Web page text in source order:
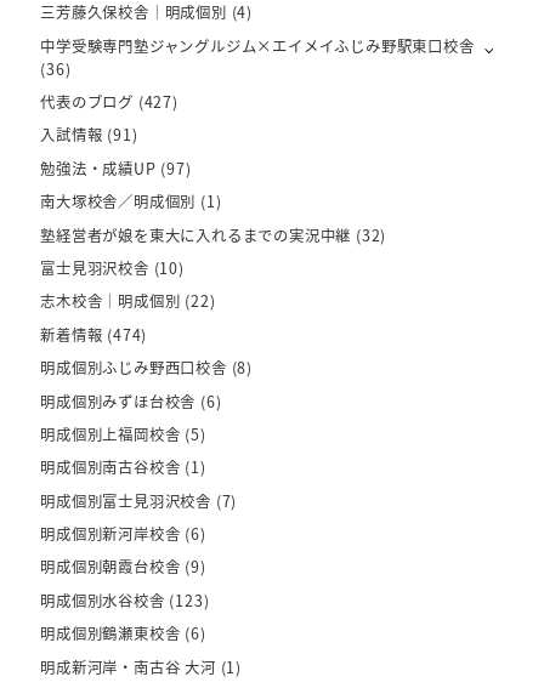
三芳藤久保校舎｜明成個別 (4)
中学受験専門塾ジャングルジム×エイメイふじみ野駅東口校舎
(36)
代表のブログ (427)
入試情報 (91)
勉強法・成績UP (97)
南大塚校舎／明成個別 (1)
塾経営者が娘を東大に入れるまでの実況中継 (32)
富士見羽沢校舎 (10)
志木校舎｜明成個別 (22)
新着情報 (474)
明成個別ふじみ野西口校舎 (8)
明成個別みずほ台校舎 (6)
明成個別上福岡校舎 (5)
明成個別南古谷校舎 (1)
明成個別富士見羽沢校舎 (7)
明成個別新河岸校舎 (6)
明成個別朝霞台校舎 (9)
明成個別水谷校舎 (123)
明成個別鶴瀬東校舎 (6)
明成新河岸・南古谷 大河 (1)